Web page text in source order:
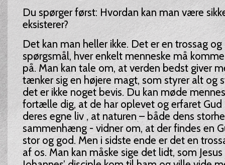
Du spørger først: Hvordan kan man være
eksisterer?
Det kan man heller ikke. Det er en trossag
spørgsmål, hver enkelt menneske må
på. Man kan tale om, at verden bedst giver
tænker sig en højere magt, som styrer alt og
det er ikke noget bevis. Du kan møde
fortælle dig, at de har oplevet og erfaret Gud
deres egne liv , at naturen – både dens
sammenhæng - vidner om, at der findes en
stor og god. Men i sidste ende er det en
af os. Man kan måske sige det lidt, som